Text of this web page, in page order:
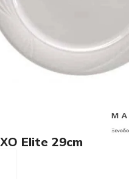
Elite 29cm